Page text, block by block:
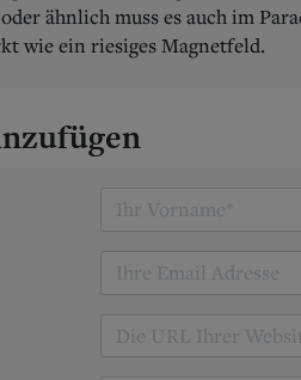
ähnlich muss es auch im
wie ein riesiges Magnetfeld.